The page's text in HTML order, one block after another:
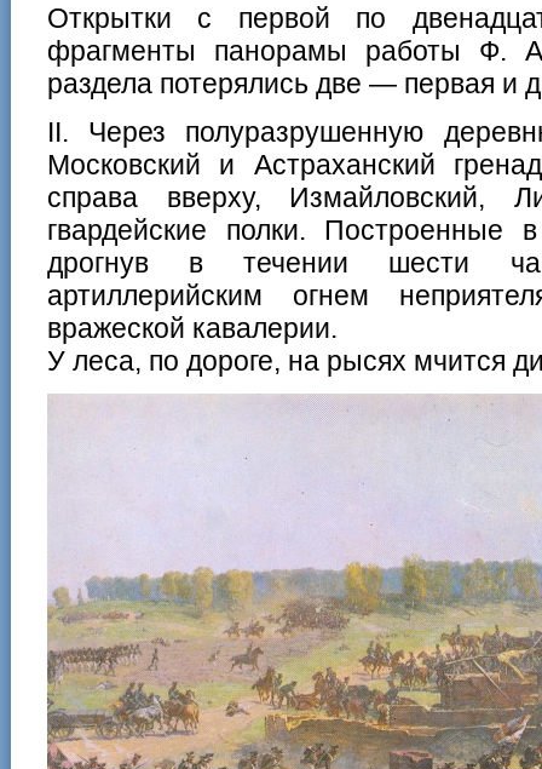
Открытки с первой по
фрагменты панорамы работы Ф.
раздела потерялись две — первая и
II. Через полуразрушенную
Московский и Астраханский
справа вверху, Измайловский,
гвардейские полки. Построенные
дрогнув в течении шести
артиллерийским огнем
вражеской кавалерии.
У леса, по дороге, на рысях мчится